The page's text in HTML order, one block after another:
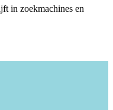
in zoekmachines en